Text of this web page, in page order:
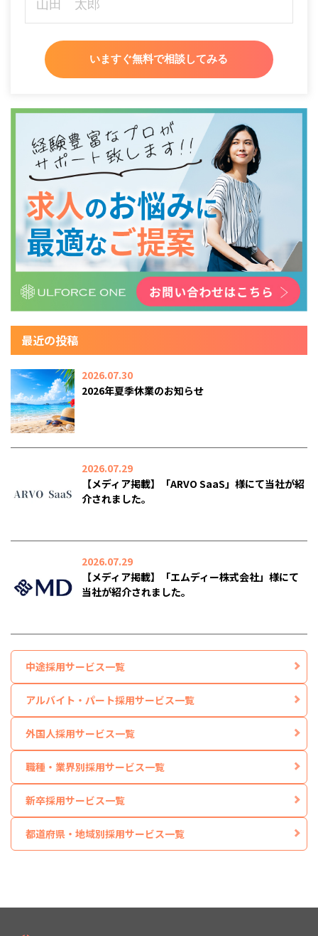
いますぐ無料で相談してみる
最近の投稿
2026.07.30
2026年夏季休業のお知らせ
2026.07.29
【メディア掲載】「ARVO SaaS」様にて当社が紹
介されました。
2026.07.29
【メディア掲載】「エムディー株式会社」様にて
当社が紹介されました。
中途採用サービス一覧
アルバイト・パート採用サービス一覧
外国人採用サービス一覧
職種・業界別採用サービス一覧
新卒採用サービス一覧
都道府県・地域別採用サービス一覧